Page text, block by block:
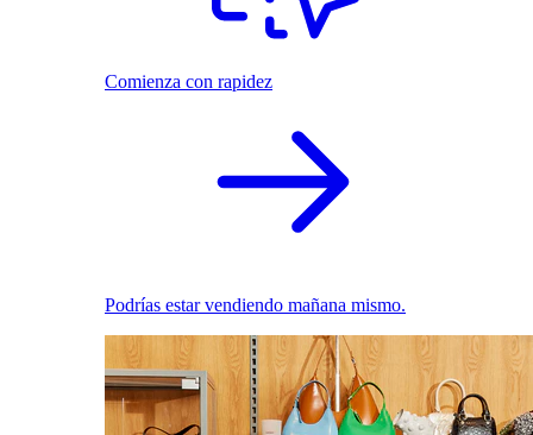
Comienza con rapidez
Podrías estar vendiendo mañana mismo.